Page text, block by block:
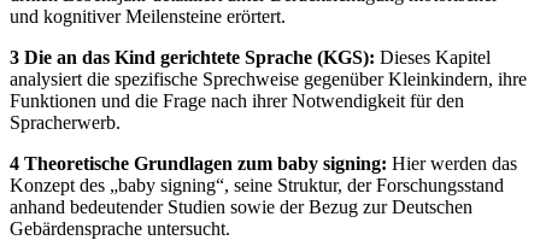
und kognitiver Meilensteine erörtert.
3 Die an das Kind gerichtete Sprache (KGS): Dieses Kapitel
analysiert die spezifische Sprechweise gegenüber Kleinkindern, ihre
Funktionen und die Frage nach ihrer Notwendigkeit für den
Spracherwerb.
4 Theoretische Grundlagen zum baby signing: Hier werden das
Konzept des „baby signing“, seine Struktur, der Forschungsstand
anhand bedeutender Studien sowie der Bezug zur Deutschen
Gebärdensprache untersucht.